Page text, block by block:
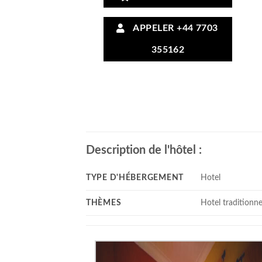
APPELER +44 7703
355162
Description de l'hôtel :
TYPE D'HÉBERGEMENT Hotel
THÈMES Hotel